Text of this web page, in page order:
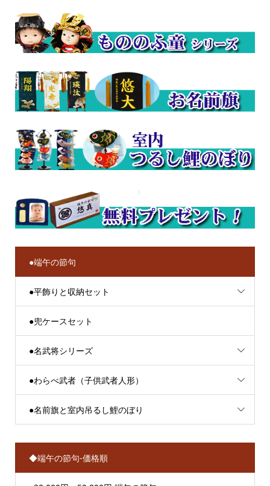
●端午の節句
●平飾りと収納セット
●兜ケースセット
●名武将シリーズ
●わらべ武者（子供武者人形）
●名前旗と室内吊るし鯉のぼり
◆端午の節句-価格順